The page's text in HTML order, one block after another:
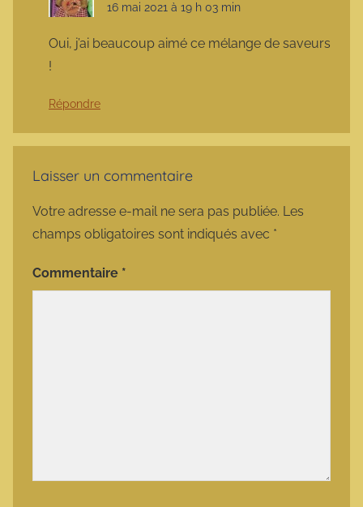
16 mai 2021 à 19 h 03 min
Oui, j’ai beaucoup aimé ce mélange de saveurs
!
Répondre
Laisser un commentaire
Votre adresse e-mail ne sera pas publiée. Les
champs obligatoires sont indiqués avec *
Commentaire *